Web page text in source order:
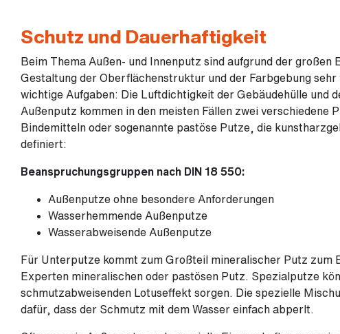
Schutz und Dauerhaftigkeit
Beim Thema Außen- und Innenputz sind aufgrund der
Gestaltung der Oberflächenstruktur und der Farbgebung
wichtige Aufgaben: Die Luftdichtigkeit der Gebäudehülle und
Außenputz kommen in den meisten Fällen zwei
Bindemitteln oder sogenannte pastöse Putze, die
definiert:
Beanspruchungsgruppen nach DIN 18 550:
Außenputze ohne besondere Anforderungen
Wasserhemmende Außenputze
Wasserabweisende Außenputze
Für Unterputze kommt zum Großteil mineralischer Putz zum
Experten mineralischen oder pastösen Putz. Spezialputze
schmutzabweisenden Lotuseffekt sorgen. Die spezielle
dafür, dass der Schmutz mit dem Wasser einfach abperlt.